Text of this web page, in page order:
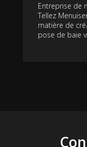
Entreprise de
Tellez
matière de
pose de baie